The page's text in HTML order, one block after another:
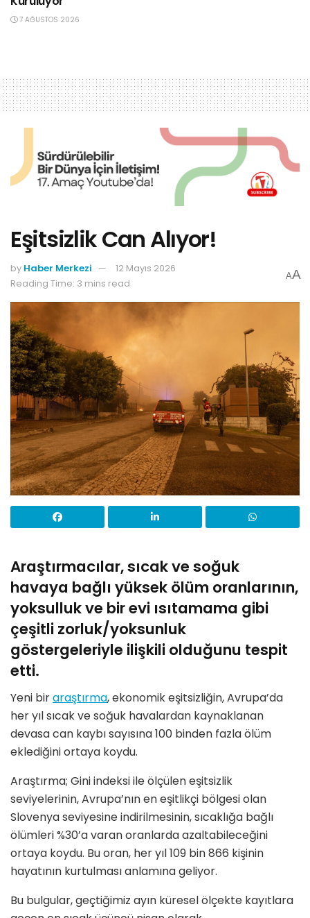
7 AĞUSTOS 2026
Eşitsizlik Can Alıyor!
by Haber Merkezi
12 Mayıs 2026
Reading Time: 3 mins read
AA
Araştırmacılar, sıcak ve soğuk
havaya bağlı yüksek ölüm oranlarının,
yoksulluk ve bir evi ısıtamama gibi
çeşitli zorluk/yoksunluk
göstergeleriyle ilişkili olduğunu tespit
etti.
Yeni biraraştırma, ekonomik eşitsizliğin, Avrupa’da
her yıl sıcak ve soğuk havalardan kaynaklanan
devasa can kaybı sayısına 100 binden fazla ölüm
eklediğini ortaya koydu.
Araştırma; Gini indeksi ile ölçülen eşitsizlik
seviyelerinin, Avrupa’nın en eşitlikçi bölgesi olan
Slovenya seviyesine indirilmesinin, sıcaklığa bağlı
ölümleri %30’a varan oranlarda azaltabileceğini
ortaya koydu. Bu oran, her yıl 109 bin 866 kişinin
hayatının kurtulması anlamına geliyor.
Bu bulgular, geçtiğimiz ayın küresel ölçekte kayıtlara